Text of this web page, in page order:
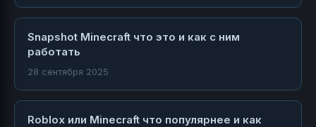
Snapshot Minecraft что это и как с ним
работать
28 сентября 2025
Roblox или Minecraft что популярнее и как